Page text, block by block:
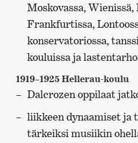
Moskovassa, Wienissä,
Frankfurtissa,
konservatoriossa,
kouluissa ja
1919–1925 Hellerau-koulu
Dalcrozen oppilaat
liikkeen dynaamiset
tärkeiksi musiikin